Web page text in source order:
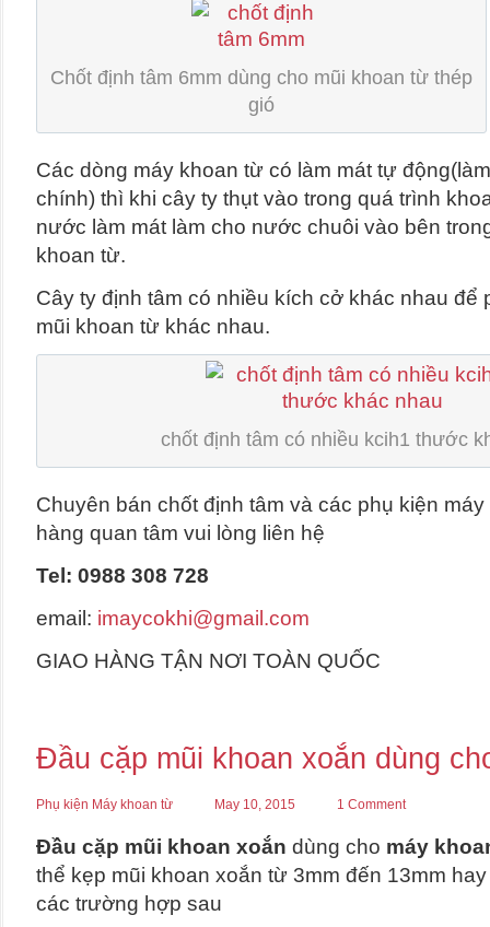
Chốt định tâm 6mm dùng cho mũi khoan từ thép
gió
Các dòng máy khoan từ có làm mát tự
chính) thì khi cây ty thụt vào trong quá trình
nước làm mát làm cho nước chuôi vào bên
khoan từ.
Cây ty định tâm có nhiều kích cở khác nhau để
mũi khoan từ khác nhau.
chốt định tâm có nhiều kcih1 thước
Chuyên bán chốt định tâm và các phụ kiện
hàng quan tâm vui lòng liên hệ
Tel: 0988 308 728
email: imaycokhi@gmail.com
GIAO HÀNG TẬN NƠI TOÀN QUỐC
Đầu cặp mũi khoan xoắn dùng
Phụ kiện Máy khoan từ May 10, 2015 1 Comment
Đầu cặp mũi khoan xoắn dùng cho máy
thể kẹp mũi khoan xoắn từ 3mm đến 13mm
các trường hợp sau